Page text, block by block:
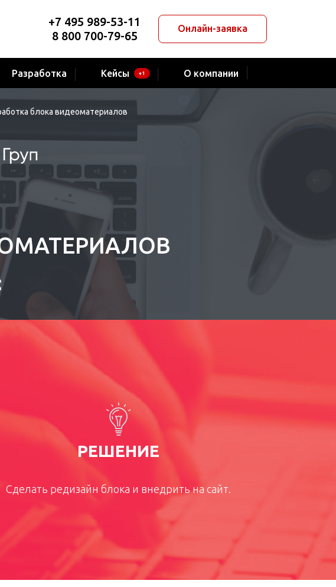
+7 495 989-53-11
8 800 700-79-65
Онлайн-заявка
Разработка Кейсы +1 О компании
блока видеоматериалов
РЕШЕНИЕ
Сделать редизайн блока и внедрить на сайт.